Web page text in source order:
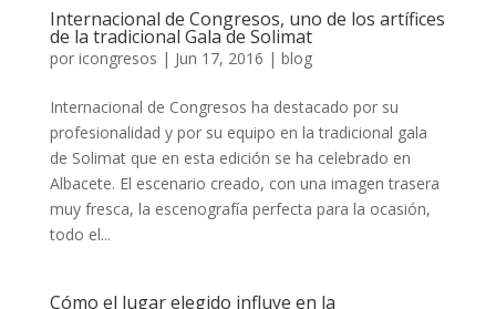
Internacional de Congresos, uno de los artífices
de la tradicional Gala de Solimat
por icongresos | Jun 17, 2016 | blog
Internacional de Congresos ha destacado por su
profesionalidad y por su equipo en la tradicional gala
de Solimat que en esta edición se ha celebrado en
Albacete. El escenario creado, con una imagen trasera
muy fresca, la escenografía perfecta para la ocasión,
todo el...
Cómo el lugar elegido influye en la